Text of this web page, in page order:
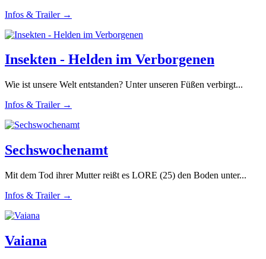
Infos & Trailer →
Insekten - Helden im Verborgenen
Wie ist unsere Welt entstanden? Unter unseren Füßen verbirgt...
Infos & Trailer →
Sechswochenamt
Mit dem Tod ihrer Mutter reißt es LORE (25) den Boden unter...
Infos & Trailer →
Vaiana